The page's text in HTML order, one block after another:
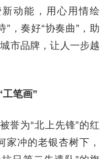
动能，用心用情绘
”，奏好“协奏曲”，助
市品牌，让人一步越
笔画”
为“北上先锋”的红
家冲的老银杏树下，